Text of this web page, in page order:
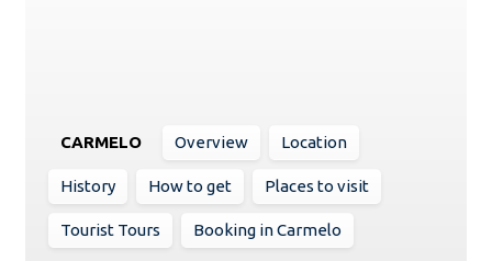
CARMELO Overview Location
History How to get Places to visit
Tourist Tours Booking in Carmelo